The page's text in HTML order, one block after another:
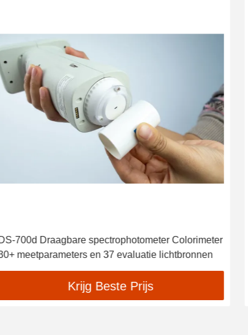
DS-700d Draagbare spectrophotometer Colorimeter
meetparameters en 37 evaluatie lichtbronnen
Krijg Beste Prijs